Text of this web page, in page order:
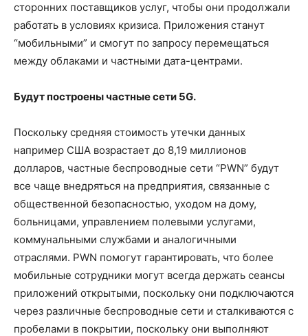
сторонних поставщиков услуг, чтобы они продолжали
работать в условиях кризиса. Приложения станут
“мобильными” и смогут по запросу перемещаться
между облаками и частными дата-центрами.
Будут построены частные сети 5G.
Поскольку средняя стоимость утечки данных
например США возрастает до 8,19 миллионов
долларов, частные беспроводные сети “PWN” будут
все чаще внедряться на предприятия, связанные с
общественной безопасностью, уходом на дому,
больницами, управлением полевыми услугами,
коммунальными службами и аналогичными
отраслями. PWN помогут гарантировать, что более
мобильные сотрудники могут всегда держать сеансы
приложений открытыми, поскольку они подключаются
через различные беспроводные сети и сталкиваются с
пробелами в покрытии, поскольку они выполняют